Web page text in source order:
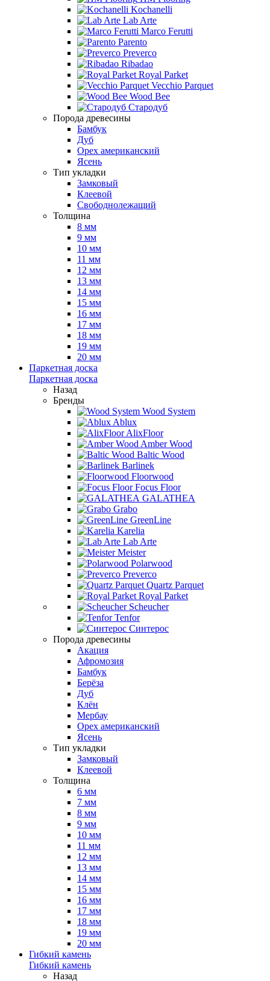
Kochanelli
Lab Arte
Marco Ferutti
Parento
Preverco
Ribadao
Royal Parket
Vecchio Parquet
Wood Bee
Стародуб
Порода древесины
Бамбук
Дуб
Орех американский
Ясень
Тип укладки
Замковый
Клеевой
Свободнолежащий
Толщина
8 мм
9 мм
10 мм
11 мм
12 мм
13 мм
14 мм
15 мм
16 мм
17 мм
18 мм
19 мм
20 мм
Паркетная доска
Паркетная доска
Назад
Бренды
Wood System
Ablux
AlixFloor
Amber Wood
Baltic Wood
Barlinek
Floorwood
Focus Floor
GALATHEA
Grabo
GreenLine
Karelia
Lab Arte
Meister
Polarwood
Preverco
Quartz Parquet
Royal Parket
Scheucher
Tenfor
Синтерос
Порода древесины
Акация
Афромозия
Бамбук
Берёза
Дуб
Клён
Мербау
Орех американский
Ясень
Тип укладки
Замковый
Клеевой
Толщина
6 мм
7 мм
8 мм
9 мм
10 мм
11 мм
12 мм
13 мм
14 мм
15 мм
16 мм
17 мм
18 мм
19 мм
20 мм
Гибкий камень
Гибкий камень
Назад